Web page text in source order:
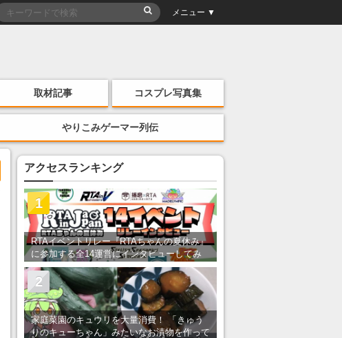
メニュー ▼
取材記事 コスプレ写真集
やりこみゲーマー列伝
アクセスランキング
RTAイベントリレー『RTAちゃんの夏休み』
に参加する全14運営にインタビューしてみ
た！ 「RTA in Japan」のチャンネルの貸し
出しを利用し8/9から1週間にわたって開催
1
家庭菜園のキュウリを大量消費！ 「きゅう
りのキューちゃん」みたいなお漬物を作って
2